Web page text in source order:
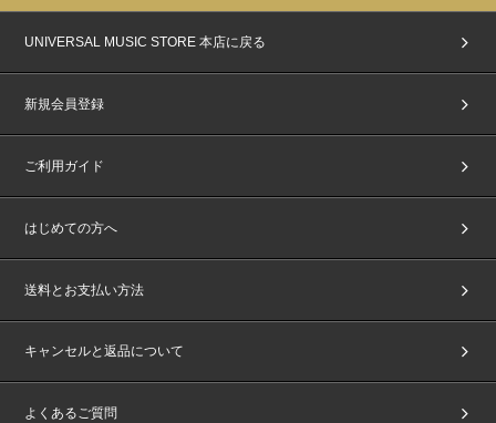
UNIVERSAL MUSIC STORE 本店に戻る
新規会員登録
ご利用ガイド
はじめての方へ
送料とお支払い方法
キャンセルと返品について
よくあるご質問